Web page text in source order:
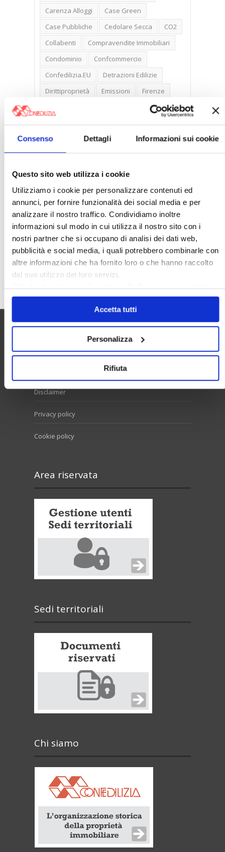
Consenso Dettagli Informazioni sui cookie
Questo sito web utilizza i cookie
Utilizziamo i cookie per personalizzare contenuti ed
annunci, per fornire funzionalità dei social media e per
analizzare il nostro traffico. Condividiamo inoltre
informazioni sul modo in cui utilizza il nostro sito con i
nostri partner che si occupano di analisi dei dati web,
pubblicità e social media, i quali potrebbero combinarle con
altre informazioni che ha fornito loro o che hanno raccolto
dal suo utilizzo dei loro servizi.
Chiudendo il banner cliccando sullaXverranno accettati
solo i cookie necessari.
Accetta tutti
Personalizza
Rifiuta
Carenza Alloggi
Case Green
Case Pubbliche
Cedolare Secca
CO2
Collabenti
Compravendite Immobiliari
Condominio
Confcommercio
Confedilizia.EU
Detrazioni Edilizie
Dirittiproprietà
Emissioni
Firenze
Green Party
Ideologia Green
Irregolarità Formali
Libero Mercato
Monolocali
New York
Nudaproprietà
Prezzi Case
Prima Casa
Proprietari Casa
Rendite Catastali
Rivoluzioneliberale
Ruderi
Sicurezza
Sommerso
Sunia
Trasferimenti
Treviso
Valore Case
Disclaimer
Privacy policy
Cookie policy
Area riservata
Sedi territoriali
Chi siamo